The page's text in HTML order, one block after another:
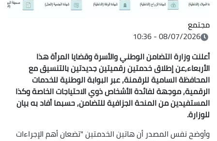
08/07/2026
التضامن الوطني والأسرة وقضايا المرأة هذا
إطلاق خدمتين رقميتين جديدتين بالتنسيق مع
السامية للرقمنة, عبر البوابة الوطنية للخدمات
موجهة لفائدة الأشخاص ذوي الاحتياجات الخاصة وكذا
من المنحة الجزافية للتضامن, حسبما أفاد به بيان
المصدر أن هاتين الخدمتين "تضعان أهم الإجراءات